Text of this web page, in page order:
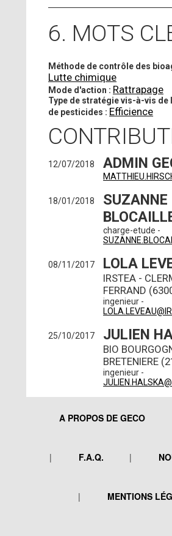
6. MOTS
Méthode de contrôle des
Lutte chimique
Mode d'action : Rattrapage
Type de stratégie vis-à-vis
de pesticides : Efficience
12/07/2018 ADMIN
18/01/2018
SUZANNE
charge-etude -
08/11/2017 LOLA
IRSTEA -
FERRAND
ingenieur -
25/10/2017 JULIEN
BIO
BRETENIERE
ingenieur -
A PROPOS DE GECO
F.A.Q.
MENTIONS